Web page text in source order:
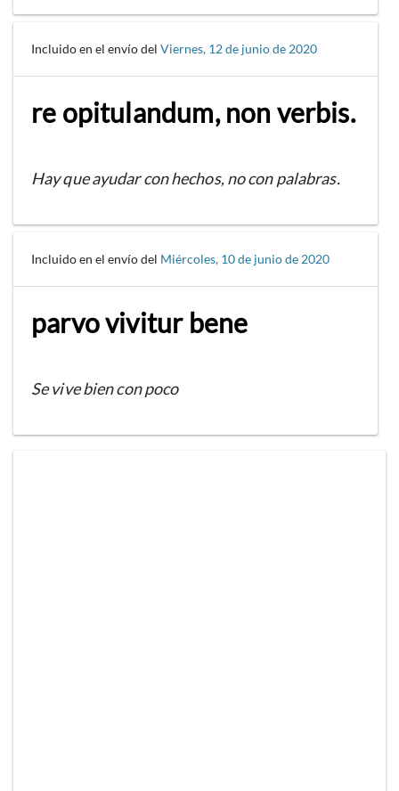
Incluido en el envío del Viernes, 12 de junio de 2020
re opitulandum, non verbis.
Hay que ayudar con hechos, no con palabras.
Incluido en el envío del Miércoles, 10 de junio de 2020
parvo vivitur bene
Se vive bien con poco